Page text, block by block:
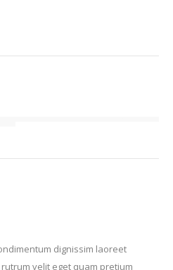
dignissim laoreet
velit eget quam pretium